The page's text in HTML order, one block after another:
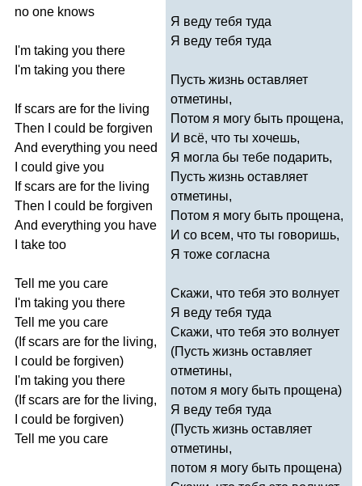
no one knows
I'm taking you there
I'm taking you there
If scars are for the living
Then
could be forgiven
And everything you need
could give you
If scars are for the living
Then
could be forgiven
And everything you have
take too
Tell me you care
I'm taking you there
Tell
me you care
( If scars are for the living,
could be forgiven)
I'm taking you there
( If scars are for the living,
could be forgiven)
Tell
me you care
Я веду тебя туда
Я веду тебя туда
Пусть жизнь оставляет
отметины,
Потом я могу быть прощена,
И всё, что ты хочешь,
Я могла бы тебе подарить,
Пусть жизнь оставляет
отметины,
Потом я могу быть прощена,
И со всем, что ты говоришь,
Я тоже согласна
Скажи, что тебя это волнует
Я веду тебя туда
Скажи, что тебя это волнует
(Пусть жизнь оставляет
отметины,
потом я могу быть прощена)
Я веду тебя туда
(Пусть жизнь оставляет
отметины,
потом я могу быть прощена)